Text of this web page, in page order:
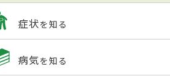
症状を知る
病気を知る